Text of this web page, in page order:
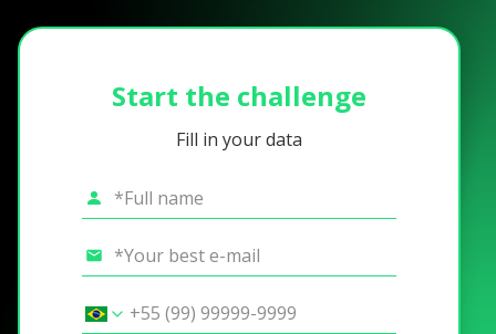
Start the challenge
Fill in your data